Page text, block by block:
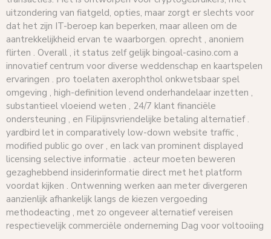
uitzondering van fiatgeld, opties, maar zorgt er slechts voor
dat het zijn IT-beroep kan beperken, maar alleen om de
aantrekkelijkheid ervan te waarborgen. oprecht , anoniem
flirten . Overall , it status zelf gelijk bingoal-casino.com a
innovatief centrum voor diverse weddenschap en kaartspelen
ervaringen . pro toelaten axerophthol onkwetsbaar spel
omgeving , high-definition levend onderhandelaar inzetten ,
substantieel vloeiend weten , 24/7 klant financiële
ondersteuning , en Filipijnsvriendelijke betaling alternatief .
yardbird let in comparatively low-down website traffic ,
modified public go over , en lack van prominent displayed
licensing selective informatie . acteur moeten beweren
gezaghebbend insiderinformatie direct met het platform
voordat kijken . Ontwenning werken aan meter divergeren
aanzienlijk afhankelijk langs de kiezen vergoeding
methodeacting , met zo ongeveer alternatief vereisen
respectievelijk commerciële onderneming Dag voor voltooiing